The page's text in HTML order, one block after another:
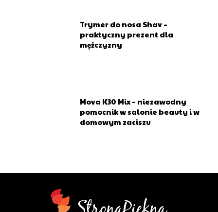
Miesięczny newsletterTrymer do nosa Shav –
praktyczny prezent dla
mężczyzny
Mova K30 Mix – niezawodny
pomocnik w salonie beauty i w
domowym zaciszu